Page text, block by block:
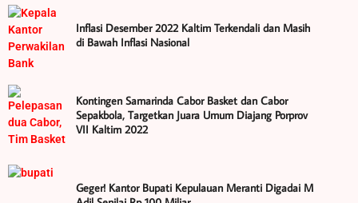
Inflasi Desember 2022 Kaltim Terkendali dan Masih
di Bawah Inflasi Nasional
Kontingen Samarinda Cabor Basket dan Cabor
Sepakbola, Targetkan Juara Umum Diajang Porprov
VII Kaltim 2022
Geger! Kantor Bupati Kepulauan Meranti Digadai M